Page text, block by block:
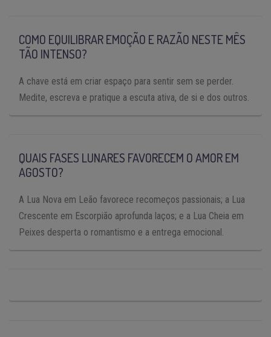
COMO EQUILIBRAR EMOÇÃO E RAZÃO NESTE MÊS
TÃO INTENSO?
A chave está em criar espaço para sentir sem se perder.
Medite, escreva e pratique a escuta ativa, de si e dos outros.
QUAIS FASES LUNARES FAVORECEM O AMOR EM
AGOSTO?
A Lua Nova em Leão favorece recomeços passionais; a Lua
Crescente em Escorpião aprofunda laços; e a Lua Cheia em
Peixes desperta o romantismo e a entrega emocional.